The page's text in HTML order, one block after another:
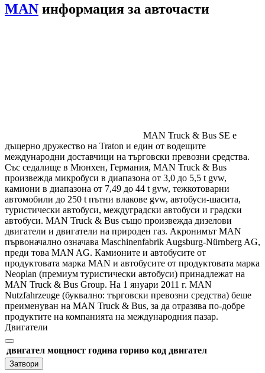
MAN информация за авточасти
MAN Truck & Bus SE е
дъщерно дружество на Traton и един от водещите
международни доставчици на търговски превозни средства.
Със седалище в Мюнхен, Германия, MAN Truck & Bus
произвежда микробуси в диапазона от 3,0 до 5,5 t gvw,
камиони в диапазона от 7,49 до 44 t gvw, тежкотоварни
автомобили до 250 t пътни влакове gvw, автобуси-шасита,
туристически автобуси, междуградски автобуси и градски
автобуси. MAN Truck & Bus също произвежда дизелови
двигатели и двигатели на природен газ. Акронимът MAN
първоначално означава Maschinenfabrik Augsburg-Nürnberg AG,
преди това MAN AG. Камионите и автобусите от
продуктовата марка MAN и автобусите от продуктовата марка
Neoplan (премиум туристически автобуси) принадлежат на
MAN Truck & Bus Group. На 1 януари 2011 г. MAN
Nutzfahrzeuge (буквално: търговски превозни средства) беше
преименуван на MAN Truck & Bus, за да отразява по-добре
продуктите на компанията на международния пазар.
Двигатели
двигател мощност година гориво код двигател
Затвори